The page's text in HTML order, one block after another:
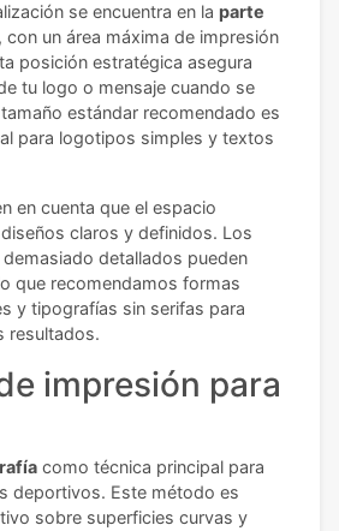
se encuentra en la parte
, con un área máxima de impresión
posición estratégica asegura
tu logo o mensaje cuando se
estándar recomendado es
para logotipos simples y textos
en cuenta que el espacio
claros y definidos. Los
detallados pueden
que recomendamos formas
y tipografías sin serifas para
resultados.
impresión para
como técnica principal para
deportivos. Este método es
sobre superficies curvas y